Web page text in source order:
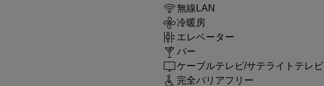
無線LAN
冷暖房
エレベーター
バー
ケーブルテレビ/サテライトテレビ
完全バリアフリー